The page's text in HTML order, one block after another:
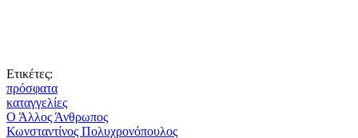
Ετικέτες:
πρόσφατα
καταγγελίες
Ο Άλλος Άνθρωπος
Κωνσταντίνος Πολυχρονόπουλος